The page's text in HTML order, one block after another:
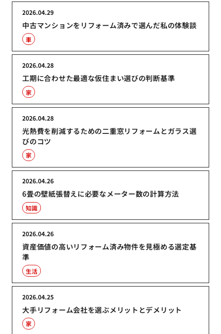
中古マンションをリフォーム済みで選んだ私の体験談
2026.04.29
車
工期に合わせた最適な仮住まい選びの判断基準
2026.04.28
家
光熱費を削減するための二重窓リフォームとガラス選
びのコツ
2026.04.28
家
6畳の壁紙張替えに必要なメーター数の計算方法
2026.04.26
知識
資産価値の高いリフォーム済み物件を見極める選定基
準
2026.04.26
生活
大手リフォーム会社を選ぶメリットとデメリット
2026.04.25
家